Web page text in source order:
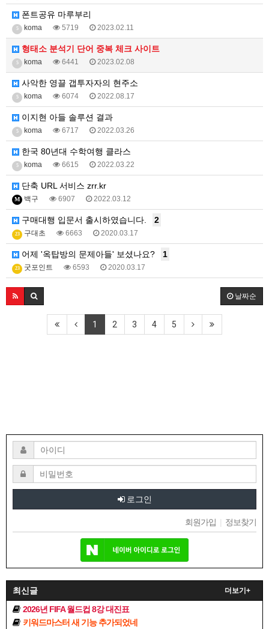
폰트공유 마루부리
5 koma 5719 2023.02.11
형태소 분석기 단어 중복 체크 사이트
5 koma 6441 2023.02.08
사악한 영끌 갭투자자의 현주소
5 koma 6074 2022.08.17
이지현 아들 솔루션 결과
5 koma 6717 2022.03.26
한국 80년대 수학여행 클라스
5 koma 6615 2022.03.22
단축 URL 서비스 zrr.kr
M 백구 6907 2022.03.12
구매대행 입문서 출시하였습니다. 2
23 구대초 6663 2020.03.17
어제 '옥탑방의 문제아들' 보셨나요? 1
23 굿포인트 6593 2020.03.17
날짜순
1 2 3 4 5
로그인
회원가입 | 정보찾기
최신글 더보기+
2026년 FIFA 월드컵 8강 대진표
키워드마스터 새 기능 추가되었네